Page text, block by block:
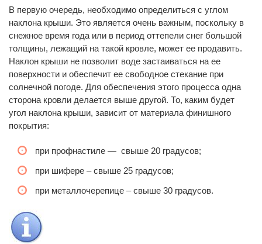
В первую очередь, необходимо определиться с углом
наклона крыши. Это является очень важным, поскольку в
снежное время года или в период оттепели снег большой
толщины, лежащий на такой кровле, может ее продавить.
Наклон крыши не позволит воде застаиваться на ее
поверхности и обеспечит ее свободное стекание при
солнечной погоде. Для обеспечения этого процесса одна
сторона кровли делается выше другой. То, каким будет
угол наклона крыши, зависит от материала финишного
покрытия:
при профнастиле — свыше 20 градусов;
при шифере – свыше 25 градусов;
при металлочерепице – свыше 30 градусов.